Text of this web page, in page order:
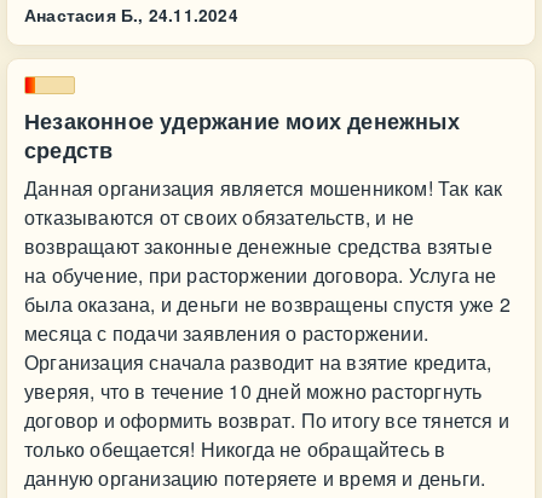
Анастасия Б., 24.11.2024
Незаконное удержание моих денежных
средств
Данная организация является мошенником! Так как
отказываются от своих обязательств, и не
возвращают законные денежные средства взятые
на обучение, при расторжении договора. Услуга не
была оказана, и деньги не возвращены спустя уже 2
месяца с подачи заявления о расторжении.
Организация сначала разводит на взятие кредита,
уверяя, что в течение 10 дней можно расторгнуть
договор и оформить возврат. По итогу все тянется и
только обещается! Никогда не обращайтесь в
данную организацию потеряете и время и деньги.